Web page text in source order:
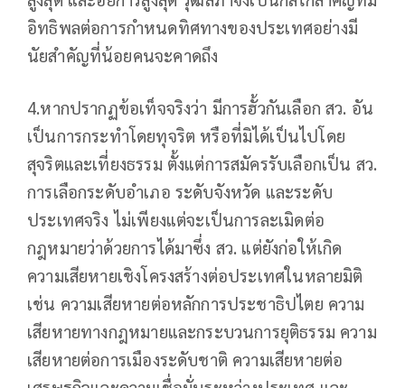
อิทธิพลต่อการกำหนดทิศทางของประเทศอย่างมี
นัยสำคัญที่น้อยคนจะคาดถึง
4.หากปรากฏข้อเท็จจริงว่า มีการฮั้วกันเลือก สว. อัน
เป็นการกระทำโดยทุจริต หรือที่มิได้เป็นไปโดย
สุจริตและเที่ยงธรรม ตั้งแต่การสมัครรับเลือกเป็น สว.
การเลือกระดับอำเภอ ระดับจังหวัด และระดับ
ประเทศจริง ไม่เพียงแต่จะเป็นการละเมิดต่อ
กฎหมายว่าด้วยการได้มาซึ่ง สว. แต่ยังก่อให้เกิด
ความเสียหายเชิงโครงสร้างต่อประเทศในหลายมิติ
เช่น ความเสียหายต่อหลักการประชาธิปไตย ความ
เสียหายทางกฎหมายและกระบวนการยุติธรรม ความ
เสียหายต่อการเมืองระดับชาติ ความเสียหายต่อ